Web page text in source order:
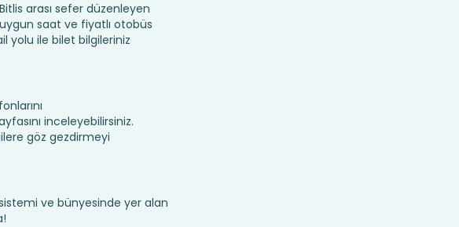
arası sefer düzenleyen
saat ve fiyatlı otobüs
yolu ile bilet bilgileriniz
inceleyebilirsiniz.
göz gezdirmeyi
ve bünyesinde yer alan